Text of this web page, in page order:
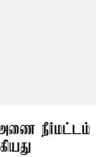
அணை நீர்மட்டம்